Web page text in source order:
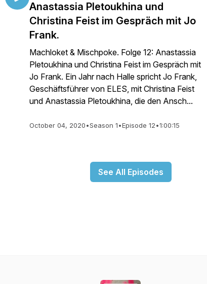
Anastassia Pletoukhina und
Christina Feist im Gespräch mit Jo
Frank.
Machloket & Mischpoke. Folge 12: Anastassia
Pletoukhina und Christina Feist im Gespräch mit
Jo Frank. Ein Jahr nach Halle spricht Jo Frank,
Geschäftsführer von ELES, mit Christina Feist
und Anastassia Pletoukhina, die den Ansch...
October 04, 2020•Season 1•Episode 12•1:00:15
See All Episodes